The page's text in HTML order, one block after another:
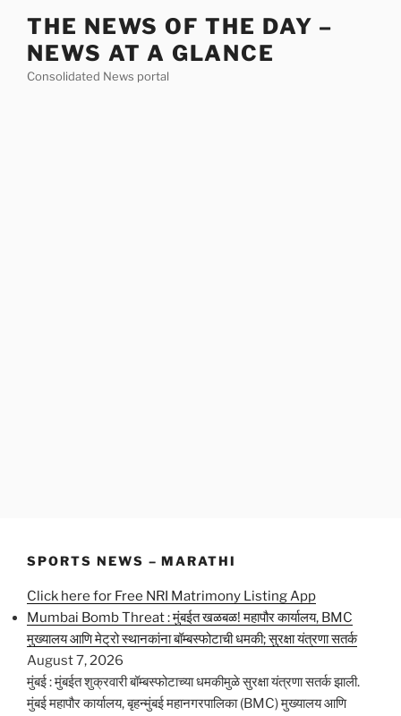
content
THE NEWS OF THE DAY –
NEWS AT A GLANCE
Consolidated News portal
SPORTS NEWS – MARATHI
Click here for Free NRI Matrimony Listing App
Mumbai Bomb Threat : मुंबईत खळबळ! महापौर कार्यालय, BMC
मुख्यालय आणि मेट्रो स्थानकांना बॉम्बस्फोटाची धमकी; सुरक्षा यंत्रणा सतर्क
August 7, 2026
मुंबई : मुंबईत शुक्रवारी बॉम्बस्फोटाच्या धमकीमुळे सुरक्षा यंत्रणा सतर्क झाली.
मुंबई महापौर कार्यालय, बृहन्मुंबई महानगरपालिका (BMC) मुख्यालय आणि